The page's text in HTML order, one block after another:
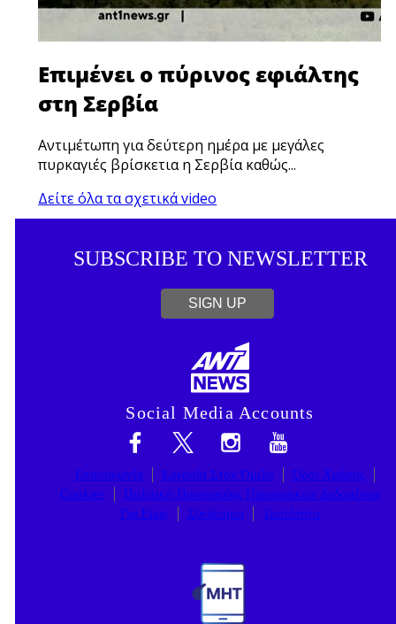
×
Επιμένει ο πύρινος εφιάλτης
στη Σερβία
Αντιμέτωπη για δεύτερη ημέρα με μεγάλες
πυρκαγιές βρίσκετια η Σερβία καθώς...
Δείτε όλα τα σχετικά video
SUBSCRIBE TO NEWSLETTER
SIGN UP
Social Media Accounts
Επικοινωνία Εργασία Στον Όμιλο
Όροι Χρήσης
Cookies
Πολιτική Προστασίας Προσωπικών Δεδομένων
Για Εμάς
Σύνδεσμοι Ταυτότητα